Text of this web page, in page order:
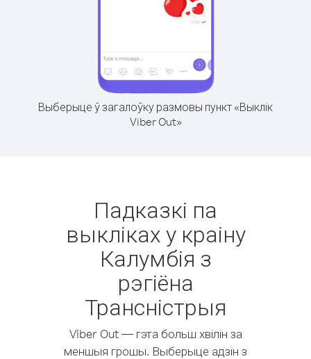
Выберыце ў загалоўку размовы пункт «Выклік
Viber Out»
Падказкі па
выкліках у краіну
Калумбія з
рэгіёна
Трансністрыя
Viber Out — гэта больш хвілін за
меншыя грошы. Выберыце адзін з